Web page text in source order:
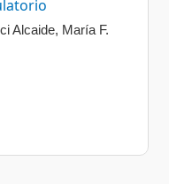
Alcaide, María F.